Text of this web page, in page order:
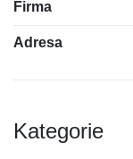
Firma
Adresa
Kategorie